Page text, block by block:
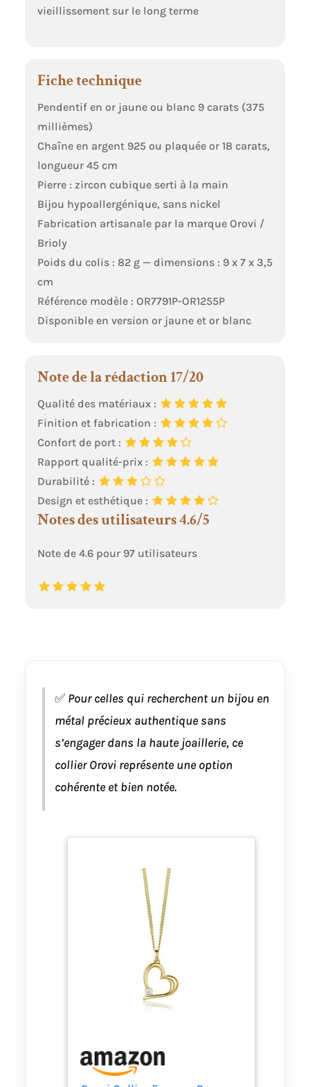
vieillissement sur le long terme
Fiche technique
Pendentif en or jaune ou blanc 9 carats (375
millièmes)
Chaîne en argent 925 ou plaquée or 18 carats,
longueur 45 cm
Pierre : zircon cubique serti à la main
Bijou hypoallergénique, sans nickel
Fabrication artisanale par la marque Orovi /
Brioly
Poids du colis : 82 g — dimensions : 9 x 7 x 3,5
cm
Référence modèle : OR7791P-OR1255P
Disponible en version or jaune et or blanc
Note de la rédaction 17/20
Qualité des matériaux :
Finition et fabrication :
Confort de port :
Rapport qualité-prix :
Durabilité :
Design et esthétique :
Notes des utilisateurs 4.6/5
Note de 4.6 pour 97 utilisateurs
✅Pour celles qui recherchent un bijou en
métal précieux authentique sans
s’engager dans la haute joaillerie, ce
collier Orovi représente une option
cohérente et bien notée.